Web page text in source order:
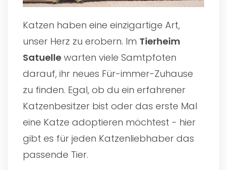
Katzen haben eine einzigartige Art,
unser Herz zu erobern. Im Tierheim
Satuelle warten viele Samtpfoten
darauf, ihr neues Für-immer-Zuhause
zu finden. Egal, ob du ein erfahrener
Katzenbesitzer bist oder das erste Mal
eine Katze adoptieren möchtest - hier
gibt es für jeden Katzenliebhaber das
passende Tier.